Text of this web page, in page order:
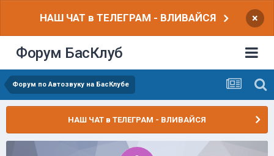
НАШ ЧАТ в ТЕЛЕГРАМ - ВЛИВАЙСЯ ×
Форум БасКлуб
Форум по Автозвуку на БасКлубе
НАШ ЧАТ в ТЕЛЕГРАМ - ВЛИВАЙСЯ